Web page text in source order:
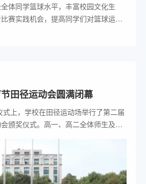
体同学篮球水平，丰富校园文化生
赛实践机会，提高同学们对篮球运动
田径运动会圆满闭幕
上，学校在田径运动场举行了第二届
颁奖仪式。高一、高二全体师生及学
颁奖仪式。 颁奖仪式中，运动会组委